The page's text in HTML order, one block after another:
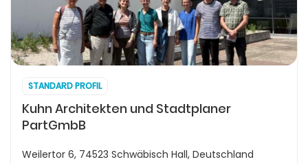
STANDARD PROFIL
Kuhn Architekten und Stadtplaner
PartGmbB
Weilertor 6, 74523 Schwäbisch Hall, Deutschland